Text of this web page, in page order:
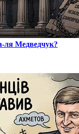
ля Медведчук?